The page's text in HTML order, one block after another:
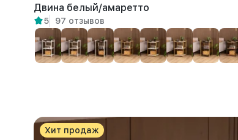
Двина белый/амаретто
5 97 отзывов
Хит продаж